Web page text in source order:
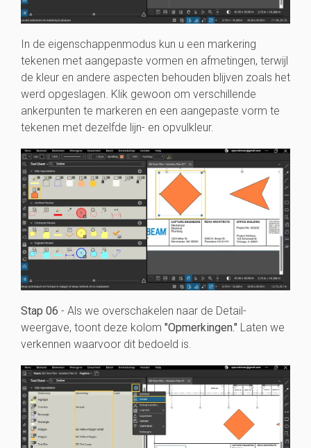
In de eigenschappenmodus kun u een markering
tekenen met aangepaste vormen en afmetingen, terwijl
de kleur en andere aspecten behouden blijven zoals het
werd opgeslagen. Klik gewoon om verschillende
ankerpunten te markeren en een aangepaste vorm te
tekenen met dezelfde lijn- en opvulkleur.
Stap 06 - Als we overschakelen naar de Detail-
weergave, toont deze kolom "Opmerkingen." Laten we
verkennen waarvoor dit bedoeld is.